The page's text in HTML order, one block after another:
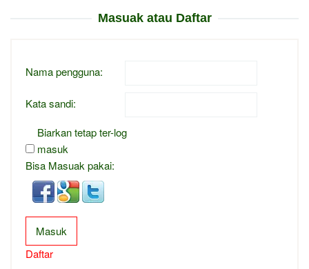
Masuak atau Daftar
Nama pengguna:
Kata sandi:
Biarkan tetap ter-log
masuk
Bisa Masuak pakai:
Masuk
Daftar